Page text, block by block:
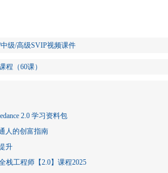
级/高级SVIP视频课件
程（60课）
2.0 学习资料包
人的创富指南
升
栈工程师【2.0】课程2025